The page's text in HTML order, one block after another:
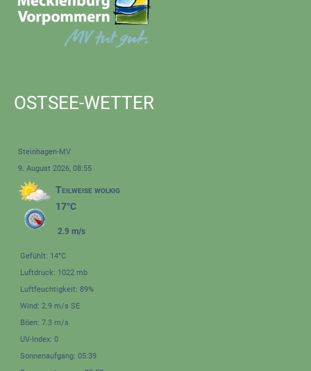
OSTSEE-WETTER
Steinhagen-MV
9. August 2026, 08:55
Teilweise wolkig
17°C
2.9 m/s
Gefühlt: 14°C
Luftdruck: 1022 mb
Luftfeuchtigkeit: 89%
Wind: 2.9 m/s SE
Böen: 7.3 m/s
UV-Index: 0
Sonnenaufgang: 05:39